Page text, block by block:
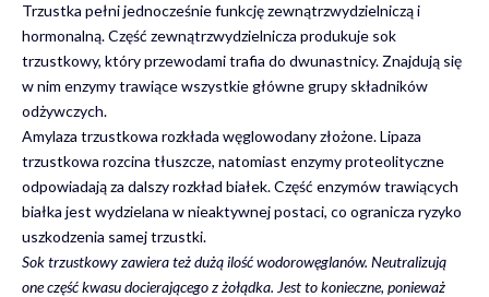
Trzustka pełni jednocześnie funkcję zewnątrzwydzielniczą i
hormonalną. Część zewnątrzwydzielnicza produkuje sok
trzustkowy, który przewodami trafia do dwunastnicy. Znajdują się
w nim enzymy trawiące wszystkie główne grupy składników
odżywczych.
Amylaza trzustkowa rozkłada węglowodany złożone. Lipaza
trzustkowa rozcina tłuszcze, natomiast enzymy proteolityczne
odpowiadają za dalszy rozkład białek. Część enzymów trawiących
białka jest wydzielana w nieaktywnej postaci, co ogranicza ryzyko
uszkodzenia samej trzustki.
Sok trzustkowy zawiera też dużą ilość wodorowęglanów. Neutralizują
one część kwasu docierającego z żołądka. Jest to konieczne, ponieważ